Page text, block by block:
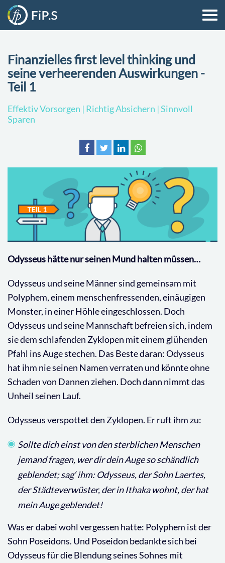
Finanzielles first level thinking und
seine verheerenden Auswirkungen -
Teil 1
Effektiv Vorsorgen | Richtig Absichern | Sinnvoll
Sparen
Odysseus hätte nur seinen Mund halten müssen…
Odysseus und seine Männer sind gemeinsam mit
Polyphem, einem menschenfressenden, einäugigen
Monster, in einer Höhle eingeschlossen. Doch
Odysseus und seine Mannschaft befreien sich, indem
sie dem schlafenden Zyklopen mit einem glühenden
Pfahl ins Auge stechen. Das Beste daran: Odysseus
hat ihm nie seinen Namen verraten und könnte ohne
Schaden von Dannen ziehen. Doch dann nimmt das
Unheil seinen Lauf.
Odysseus verspottet den Zyklopen. Er ruft ihm zu:
Sollte dich einst von den sterblichen Menschen
jemand fragen, wer dir dein Auge so schändlich
geblendet; sag‘ ihm: Odysseus, der Sohn Laertes,
der Städteverwüster, der in Ithaka wohnt, der hat
mein Auge geblendet!
Was er dabei wohl vergessen hatte: Polyphem ist der
Sohn Poseidons. Und Poseidon bedankte sich bei
Odysseus für die Blendung seines Sohnes mit